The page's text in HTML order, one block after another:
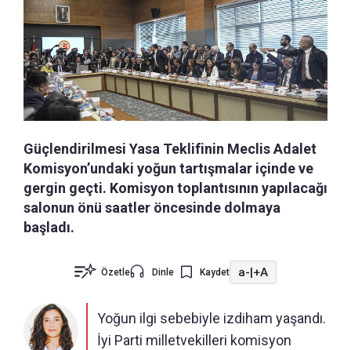
Güçlendirilmesi Yasa Teklifinin Meclis Adalet
Komisyon’undaki yoğun tartışmalar içinde ve
gergin geçti. Komisyon toplantısının yapılacağı
salonun önü saatler öncesinde dolmaya
başladı.
Özetle Dinle Kaydet a-|+A
Yoğun ilgi sebebiyle izdiham yaşandı.
İyi Parti milletvekilleri komisyon